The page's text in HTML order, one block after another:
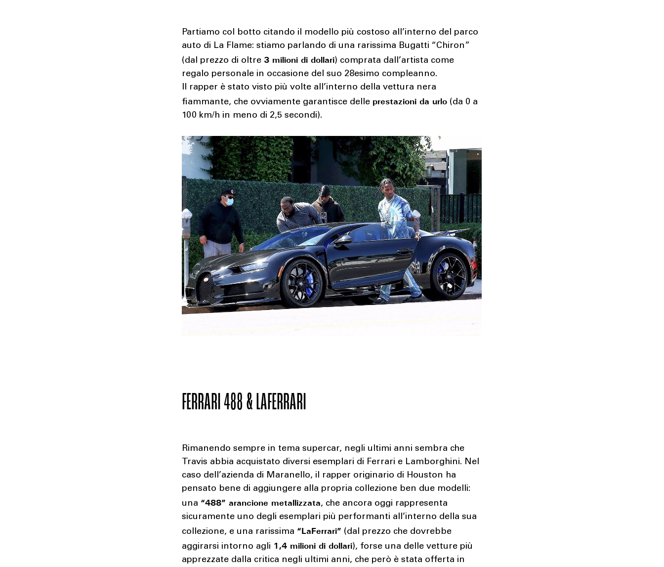
Partiamo col botto citando il modello più costoso all’interno del parco
auto di La Flame: stiamo parlando di una rarissima Bugatti “Chiron”
(dal prezzo di oltre 3 milioni di dollari) comprata dall’artista come
regalo personale in occasione del suo 28esimo compleanno.
Il rapper è stato visto più volte all’interno della vettura nera
fiammante, che ovviamente garantisce delle prestazioni da urlo (da 0 a
100 km/h in meno di 2,5 secondi).
FERRARI 488 & LAFERRARI
Rimanendo sempre in tema supercar, negli ultimi anni sembra che
Travis abbia acquistato diversi esemplari di Ferrari e Lamborghini. Nel
caso dell’azienda di Maranello, il rapper originario di Houston ha
pensato bene di aggiungere alla propria collezione ben due modelli:
una “488” arancione metallizzata, che ancora oggi rappresenta
sicuramente uno degli esemplari più performanti all’interno della sua
collezione, e una rarissima “LaFerrari” (dal prezzo che dovrebbe
aggirarsi intorno agli 1,4 milioni di dollari), forse una delle vetture più
apprezzate dalla critica negli ultimi anni, che però è stata offerta in